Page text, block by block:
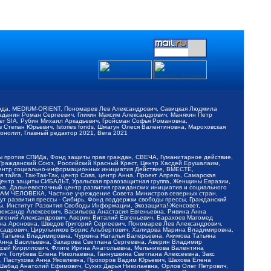
MEDIUM-ORIENT, Пономарев Лев Александрович, Савицкая Людмила
Роман Сергеевич, Гликин Максим Александрович, Маняхин Петр
Рубин Михаил Аркадьевич, Гройсман Софья Романовна,
Юрьевич, Istories fonds, Шмагун Олеся Валентиновна, Мароховская
Главный редактор 2021, Вега 2021
СПИДа, Фонд защиты прав граждан, СВЕЧА, Гуманитарное действие,
Союз, Российский Красный Крест, Центр Хасдей Ерушалаим,
социально-информационных инициатив Действие, ВМЕСТЕ,
Так-Так-Так, центр Сова, центр Анна, Проект Апрель, Самарская
защиты СИБАЛЬТ, Уральская правозащитная группа, Женщины Евразии,
Дальневосточный центр развития гражданских инициатив и социального
ЧЕЛОВЕКА, Частное учреждение Совета Министров северных стран,
прессы - Сибирь, Фонд поддержки свободы прессы, Гражданский
Институт Развития Свободы Информации, Экозащита!-Женсовет,
Алексеевич, Васильева Анастасия Евгеньевна, Ривина Анна
Александрович, Аверин Виталий Евгеньевич, Барахоев Магомед
Шведов Григорий Сергеевич, Пономарев Лев Александрович,
Цирульников Борис Альбертович, Халидова Марина Владимировна,
Владимировна, Чуркина Наталья Валерьевна, Акимова Татьяна
Васильевна, Захарова Светлана Сергеевна, Аверин Владимир
Кириллович, Флиге Ирина Анатольевна, Мельникова Валентина
Елена Николаевна, Ганнушкина Светлана Алексеевна, Закс
Анна Яковлевна, Прохоров Вадим Юрьевич, Шахова Елена
Анатолий Ефимович, Сухих Дарья Николаевна, Орлов Олег Петрович,